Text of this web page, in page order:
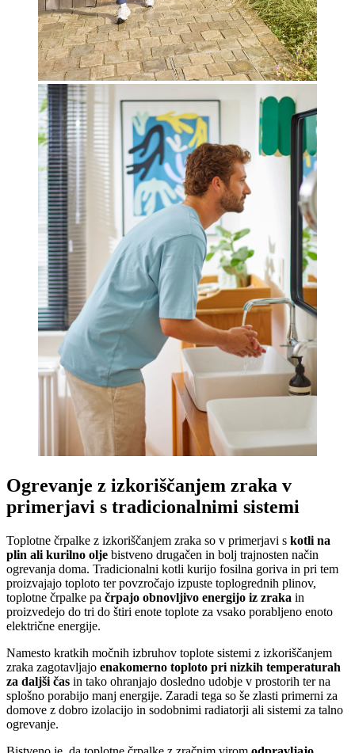
Ogrevanje z izkoriščanjem zraka v
primerjavi s tradicionalnimi sistemi
Toplotne črpalke z izkoriščanjem zraka so v primerjavi s kotli na
plin ali kurilno olje bistveno drugačen in bolj trajnosten način
ogrevanja doma. Tradicionalni kotli kurijo fosilna goriva in pri tem
proizvajajo toploto ter povzročajo izpuste toplogrednih plinov,
toplotne črpalke pa črpajo obnovljivo energijo iz zraka in
proizvedejo do tri do štiri enote toplote za vsako porabljeno enoto
električne energije.
Namesto kratkih močnih izbruhov toplote sistemi z izkoriščanjem
zraka zagotavljajo enakomerno toploto pri nizkih temperaturah
za daljši čas in tako ohranjajo dosledno udobje v prostorih ter na
splošno porabijo manj energije. Zaradi tega so še zlasti primerni za
domove z dobro izolacijo in sodobnimi radiatorji ali sistemi za talno
ogrevanje.